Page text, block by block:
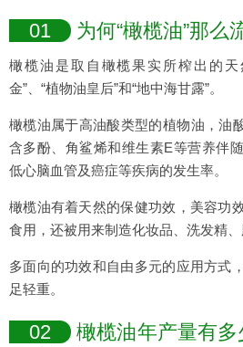
01 为何“橄榄油”那么
橄榄油是取自橄榄果实所榨出的
金”、“植物油皇后”和“地中海甘露”。
橄榄油属于高油酸类型的植物油，油
含多酚、角鲨烯和维生素E等营养伴
低心脑血管及癌症等疾病的发生率。
橄榄油有着天然的保健功效，美容功
食用，还被用来制造化妆品、洗发精、
多面向的功效和自由多元的应用方式
足轻重。
02 橄榄油年产量有